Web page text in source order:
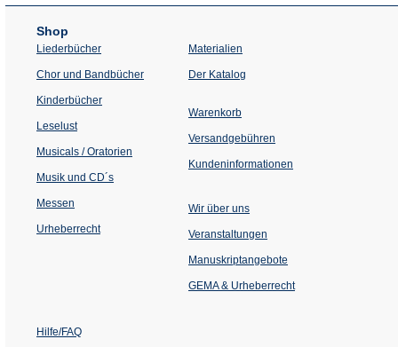
Shop
Liederbücher
Chor und Bandbücher
Kinderbücher
Leselust
Musicals / Oratorien
Musik und CD´s
Messen
Urheberrecht
Materialien
Der Katalog
Warenkorb
Versandgebühren
Kundeninformationen
Wir über uns
Veranstaltungen
einem
Tab)
Manuskriptangebote
GEMA & Urheberrecht
Hilfe/FAQ